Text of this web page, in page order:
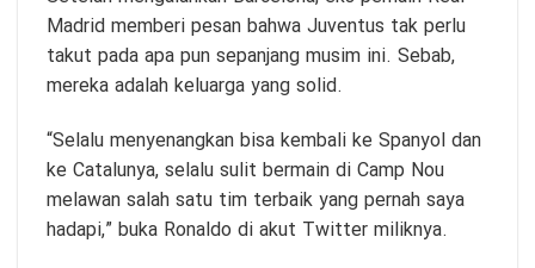
Madrid memberi pesan bahwa Juventus tak perlu
takut pada apa pun sepanjang musim ini. Sebab,
mereka adalah keluarga yang solid.
“Selalu menyenangkan bisa kembali ke Spanyol dan
ke Catalunya, selalu sulit bermain di Camp Nou
melawan salah satu tim terbaik yang pernah saya
hadapi,” buka Ronaldo di akut Twitter miliknya.